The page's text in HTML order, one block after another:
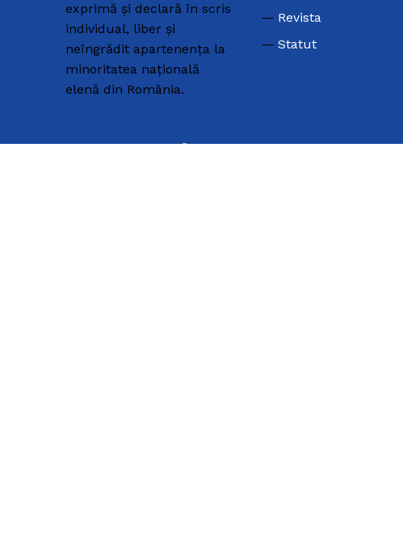
exprimă și declară în scris
individual, liber și
neîngrădit apartenența la
minoritatea națională
elenă din România.
COSTUME GRECEȘTI
Revista
Statut